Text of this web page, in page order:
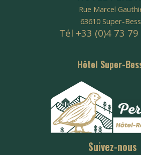
Rue Marcel
63610 Super-
Tél +33 (0)4 73
Hôtel Super-
Suivez-nous